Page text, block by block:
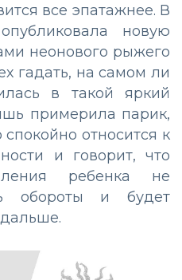
все эпатажнее. В
новую
неонового рыжего
гадать, на самом ли
в такой яркий
примерила парик,
относится к
и говорит, что
ребенка не
обороты и будет
дальше.